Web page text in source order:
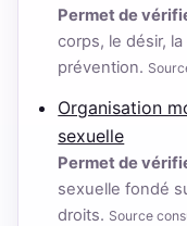
Permet de
corps, le désir,
prévention.
Organisation
sexuelle
Permet de
sexuelle fondé
droits. Source